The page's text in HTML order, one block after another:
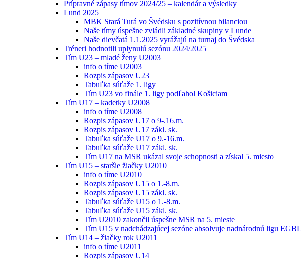
Prípravné zápasy tímov 2024/25 – kalendár a výsledky
Lund 2025
MBK Stará Turá vo Švédsku s pozitívnou bilanciou
Naše tímy úspešne zvládli základné skupiny v Lunde
Naše dievčatá 1.1.2025 vyrážajú na turnaj do Švédska
Tréneri hodnotili uplynulú sezónu 2024/2025
Tím U23 – mladé ženy U2003
info o tíme U2003
Rozpis zápasov U23
Tabuľka súťaže 1. ligy
Tím U23 vo finále 1. ligy podľahol Košiciam
Tím U17 – kadetky U2008
info o tíme U2008
Rozpis zápasov U17 o 9-.16.m.
Rozpis zápasov U17 zákl. sk.
Tabuľka súťaže U17 o 9.-16.m.
Tabuľka súťaže U17 zákl. sk.
Tím U17 na MSR ukázal svoje schopnosti a získal 5. miesto
Tím U15 – staršie žiačky U2010
info o tíme U2010
Rozpis zápasov U15 o 1.-8.m.
Rozpis zápasov U15 zákl. sk.
Tabuľka súťaže U15 o 1.-8.m.
Tabuľka súťaže U15 zákl. sk.
Tím U2010 zakončil úspešne MSR na 5. mieste
Tím U15 v nadchádzajúcej sezóne absolvuje nadnárodnú ligu EGBL
Tím U14 – žiačky rok U2011
info o tíme U2011
Rozpis zápasov U14